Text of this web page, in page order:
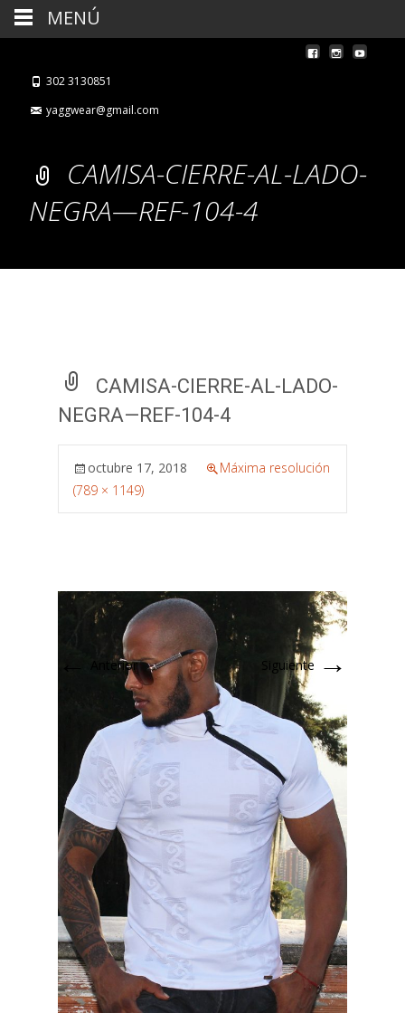
302 3130851
yaggwear@gmail.com
CAMISA-CIERRE-AL-LADO-
NEGRA—REF-104-4
CAMISA-CIERRE-AL-LADO-
NEGRA—REF-104-4
octubre 17, 2018
Máxima resolución
(789 × 1149)
← Anterior Siguiente →
MENÚ